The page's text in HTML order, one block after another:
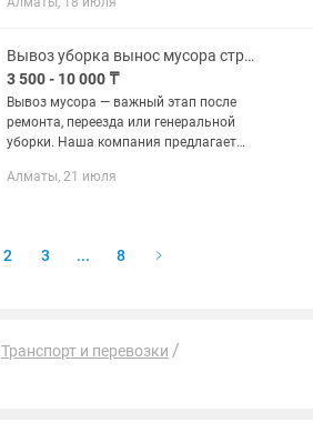
Медикаменты . Перевозка цветов .
Шоколад...
Вывоз уборка вынос мусора строительного, бытового утилизация
3 500 - 10 000 ₸
Вывоз мусора — важный этап после
ремонта, переезда или генеральной
уборки. Наша компания предлагает
строительного, бытового и
Алматы, 21 июля
2 3 ... 8
Транспорт и перевозки